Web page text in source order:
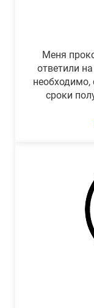
Меня
ответили
необходимо,
сроки